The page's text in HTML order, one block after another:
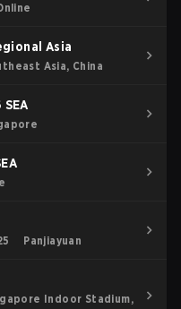
PGL Wallachia Season 7 Regional Asia
Asia, China
Panjiayuan
Indoor Stadium,